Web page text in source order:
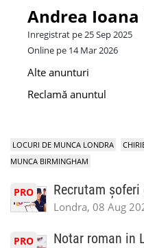
Andrea Ioana
Inregistrat pe 25 Sep 2025
Online pe 14 Mar 2026
Alte anunturi
Reclamă anuntul
LOCURI DE MUNCA LONDRA
MUNCA BIRMINGHAM
PRO Recrutam
Londra, 08 Aug
PRO Notar roman in